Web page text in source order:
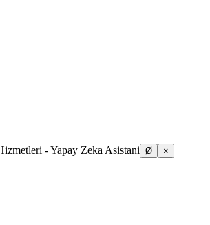
- Yapay Zeka Asistani Ø ×